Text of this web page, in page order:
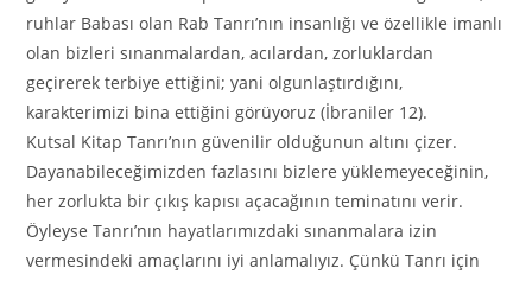
ruhlar Babası olan Rab Tanrı’nın insanlığı ve özellikle imanlı
olan bizleri sınanmalardan, acılardan, zorluklardan
geçirerek terbiye ettiğini; yani olgunlaştırdığını,
karakterimizi bina ettiğini görüyoruz (İbraniler 12).
Kutsal Kitap Tanrı’nın güvenilir olduğunun altını çizer.
Dayanabileceğimizden fazlasını bizlere yüklemeyeceğinin,
her zorlukta bir çıkış kapısı açacağının teminatını verir.
Öyleyse Tanrı’nın hayatlarımızdaki sınanmalara izin
vermesindeki amaçlarını iyi anlamalıyız. Çünkü Tanrı için